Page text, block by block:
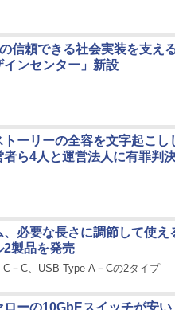
の信頼できる社会実装を支え
インセンター」新設
トーリーの全容を文字起こし
者ら4人と運営法人に有罪判
、必要な長さに調節して使
2製品を発売
C－C、USB Type-A－Cの2タイプ
ローの10GbEスイッチが安